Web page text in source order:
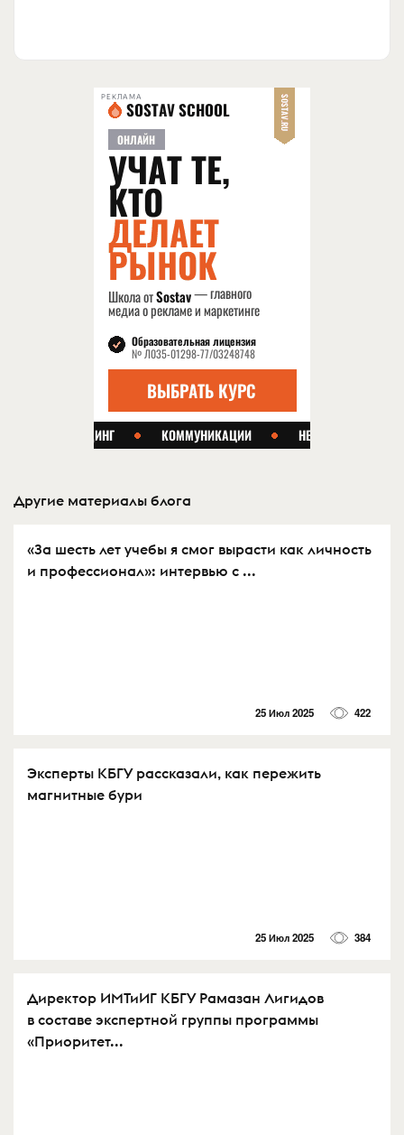
РЕКЛАМА
Другие материалы блога
«За шесть лет учебы я смог вырасти как личность
и профессионал»: интервью с ...
25 Июл 2025 422
Эксперты КБГУ рассказали, как пережить
магнитные бури
25 Июл 2025 384
Директор ИМТиИГ КБГУ Рамазан Лигидов
в составе экспертной группы программы
«Приоритет...